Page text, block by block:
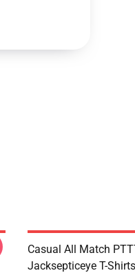
Casual All Match
Jacksepticeye T-Shirts